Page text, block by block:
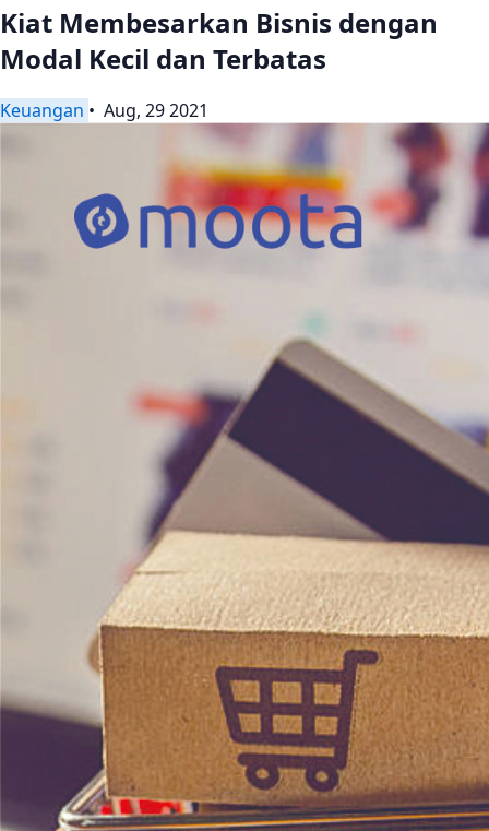
Kiat Membesarkan Bisnis dengan
Modal Kecil dan Terbatas
Keuangan • Aug, 29 2021